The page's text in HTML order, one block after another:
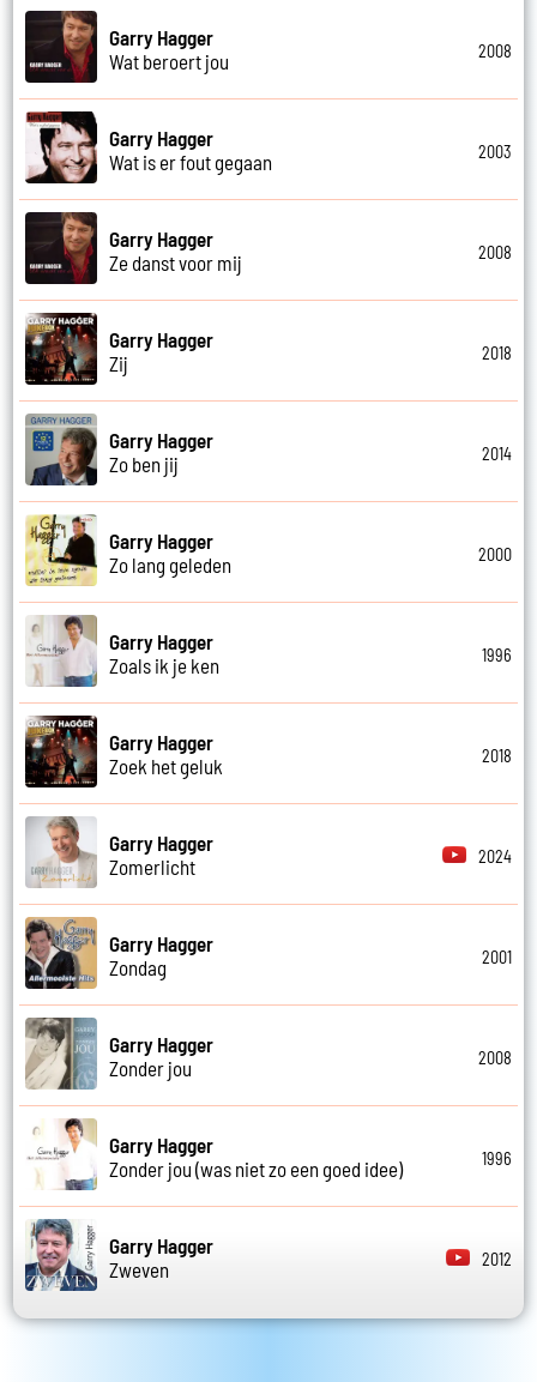
Garry Hagger
Wat beroert jou
2008
Garry Hagger
Wat is er fout gegaan
2003
Garry Hagger
Ze danst voor mij
2008
Garry Hagger
Zij
2018
Garry Hagger
Zo ben jij
2014
Garry Hagger
Zo lang geleden
2000
Garry Hagger
Zoals ik je ken
1996
Garry Hagger
Zoek het geluk
2018
Garry Hagger
Zomerlicht
2024
Garry Hagger
Zondag
2001
Garry Hagger
Zonder jou
2008
Garry Hagger
Zonder jou (was niet zo een goed idee)
1996
Garry Hagger
Zweven
2012